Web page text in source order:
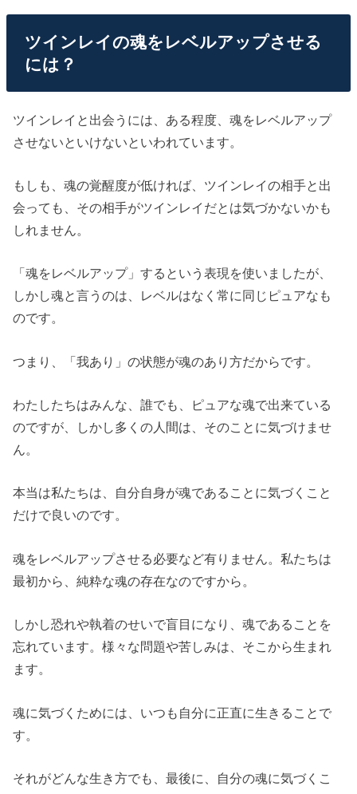
ツインレイの魂をレベルアップさせる
には？
ツインレイと出会うには、ある程度、魂をレベルアップ
させないといけないといわれています。
もしも、魂の覚醒度が低ければ、ツインレイの相手と出
会っても、その相手がツインレイだとは気づかないかも
しれません。
「魂をレベルアップ」するという表現を使いましたが、
しかし魂と言うのは、レベルはなく常に同じピュアなも
のです。
つまり、「我あり」の状態が魂のあり方だからです。
わたしたちはみんな、誰でも、ピュアな魂で出来ている
のですが、しかし多くの人間は、そのことに気づけませ
ん。
本当は私たちは、自分自身が魂であることに気づくこと
だけで良いのです。
魂をレベルアップさせる必要など有りません。私たちは
最初から、純粋な魂の存在なのですから。
しかし恐れや執着のせいで盲目になり、魂であることを
忘れています。様々な問題や苦しみは、そこから生まれ
ます。
魂に気づくためには、いつも自分に正直に生きることで
す。
それがどんな生き方でも、最後に、自分の魂に気づくこ